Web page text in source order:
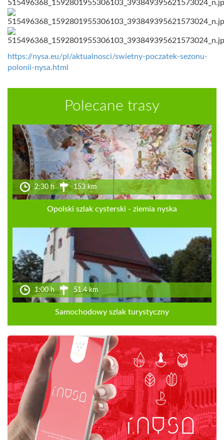
https://nysa.eu/pl/aktualnosci/swietny-poczatek-sezonu-
polonii-nysa.html
Polecane trasy
2:30 h 153 km
Opolski szlak cysterski - ziemia nyska
1:00 h 51.4 km
Samochodowy szlak turystyczny